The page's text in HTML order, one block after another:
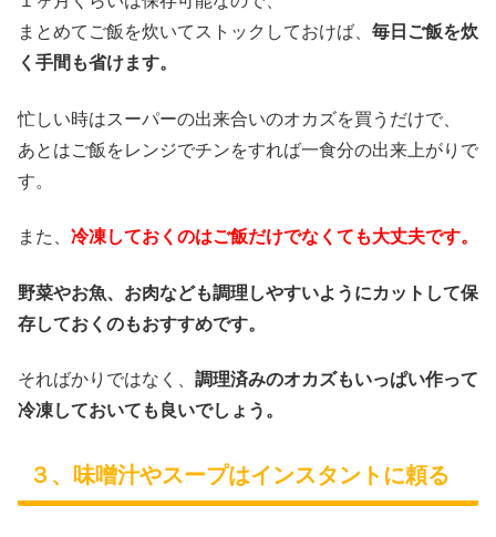
まとめてご飯を炊いてストックしておけば、 毎日ご飯を炊
く手間も省けます。
忙しい時はスーパーの出来合いのオカズを買うだけで、
あとはご飯をレンジでチンをすれば一食分の出来上がりで
す。
また、 冷凍しておくのはご飯だけでなくても大丈夫です。
野菜やお魚、お肉なども調理しやすいようにカットして保
存しておくのもおすすめです。
そればかりではなく、 調理済みのオカズもいっぱい作って
冷凍しておいても良いでしょう。
３、味噌汁やスープはインスタントに頼る